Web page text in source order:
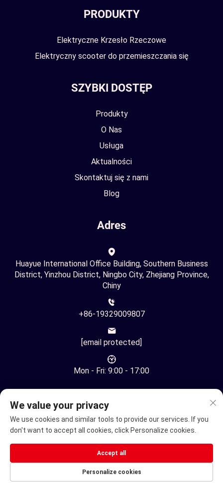
PRODUKTY
Elektryczne Krzesło Rzeczowe
Elektryczny scooter do przemieszczania się
SZYBKI DOSTĘP
Produkty
O Nas
Usługa
Aktualności
Skontaktuj się z nami
Blog
Adres
Huayue International Office Building, Southern Business
District, Yinzhou District, Ningbo City, Zhejiang Province,
Chiny
+86-19329009807
[email protected]
Mon - Fri: 9:00 - 17:00
Elektryczny wózek inwalidzki
Elektryczny Skuter Mobilnościowy
We value your privacy
We use cookies and similar tools to provide our services. If you
don't want to accept all cookies, click Personalize cookies.
Personalize cookies
Accept all